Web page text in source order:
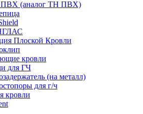
ПВХ (аналог ТН ПВХ)
Плоской Кровли
кровли
для ГЧ
(на металл)
для г/ч
кровли